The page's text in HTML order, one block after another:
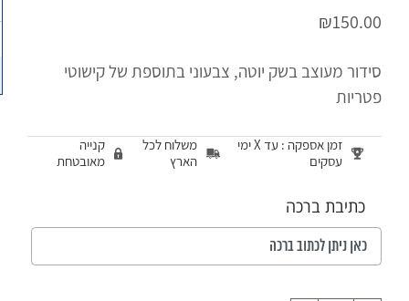
₪150.00
סידור מעוצב בשק יוטה, צבעוני בתוספת של קישוטי
פטריות
זמן אספקה : עד X ימי
עסקים
משלוח לכל
הארץ
קנייה
מאובטחת
כתיבת ברכה